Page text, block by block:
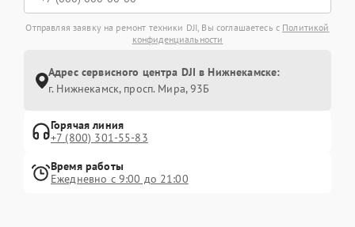
Отправляя заявку на ремонт техники DJI, Вы соглашаетесь с Политикой
конфиденциальности
Адрес сервисного центра DJI в Нижнекамске:
г. Нижнекамск, просп. Мира, 93Б
Горячая линия
+7 (800) 301-55-83
Время работы
Ежедневно с 9:00 до 21:00